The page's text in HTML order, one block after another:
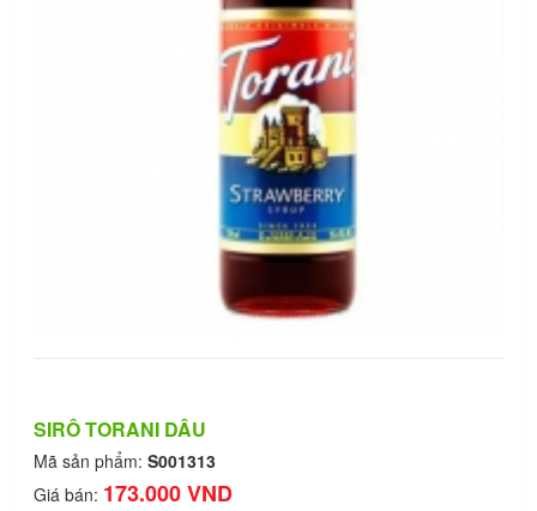
SIRÔ TORANI DÂU
Mã sản phẩm: S001313
Giá bán: 173.000 VND